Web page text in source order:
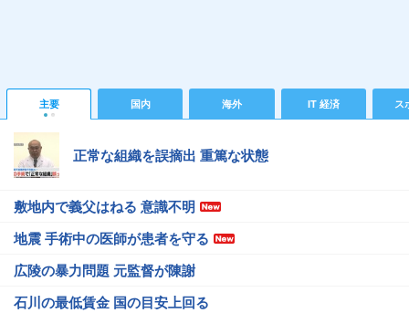
主要 国内 海外 IT 経済 ス
正常な組織を誤摘出 重篤な状態
敷地内で義父はねる 意識不明
地震 手術中の医師が患者を守る
広陵の暴力問題 元監督が陳謝
石川の最低賃金 国の目安上回る